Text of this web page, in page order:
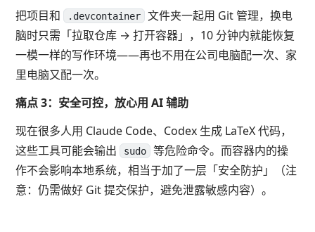
把项目和 .devcontainer
文件夹一起用 Git 管理，换电
脑时只需「拉取仓库 → 打开容器」，10 分钟内就能恢复
一模一样的写作环境——再也不用在公司电脑配一次、家
里电脑又配一次。
痛点 3：安全可控，放心用 AI 辅助
现在很多人用 Claude Code、Codex 生成 LaTeX 代码，
这些工具可能会输出 sudo
等危险命令。而容器内的操
作不会影响本地系统，相当于加了一层「安全防护」（注
意：仍需做好 Git 提交保护，避免泄露敏感内容）。